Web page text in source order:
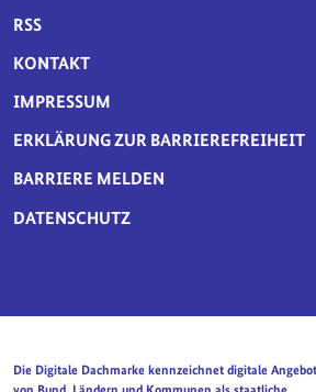
SERVICE-NAVIGATION
RSS
KONTAKT
IMPRESSUM
ERKLÄRUNG ZUR BARRIEREFREIHEIT
BARRIERE MELDEN
DATENSCHUTZ
Die Digitale Dachmarke kennzeichnet digitale